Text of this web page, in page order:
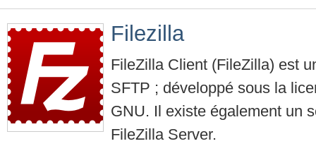
Filezilla
FileZilla Client (FileZilla) est
SFTP ; développé sous la
GNU. Il existe également un
FileZilla Server.